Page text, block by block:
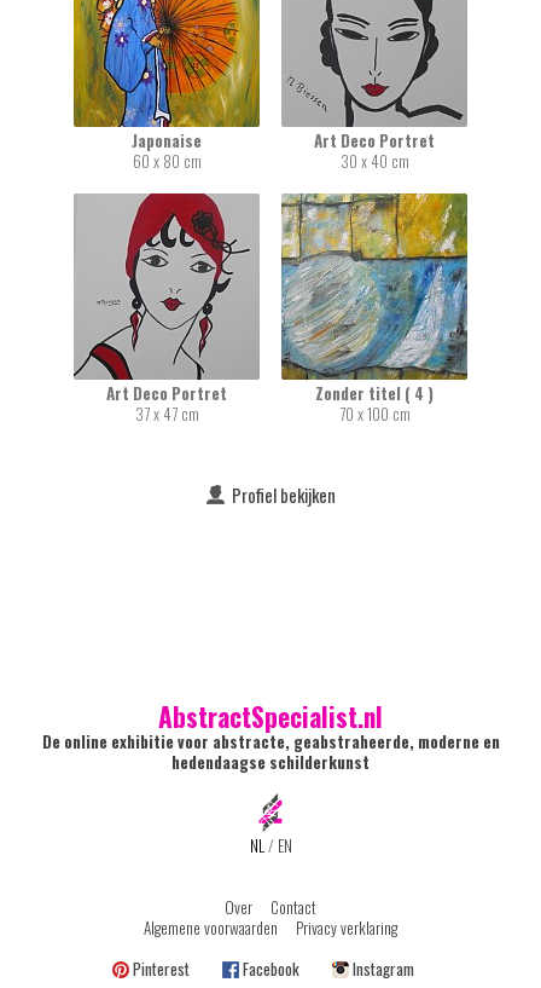
Japonaise
60 x 80 cm
Art Deco Portret
30 x 40 cm
Art Deco Portret
37 x 47 cm
Zonder titel ( 4 )
70 x 100 cm
Profiel bekijken
AbstractSpecialist.nl
De online exhibitie voor abstracte, geabstraheerde, moderne en
hedendaagse schilderkunst
NL / EN
Over
Contact
Algemene voorwaarden
Privacy verklaring
Pinterest
Facebook Instagram